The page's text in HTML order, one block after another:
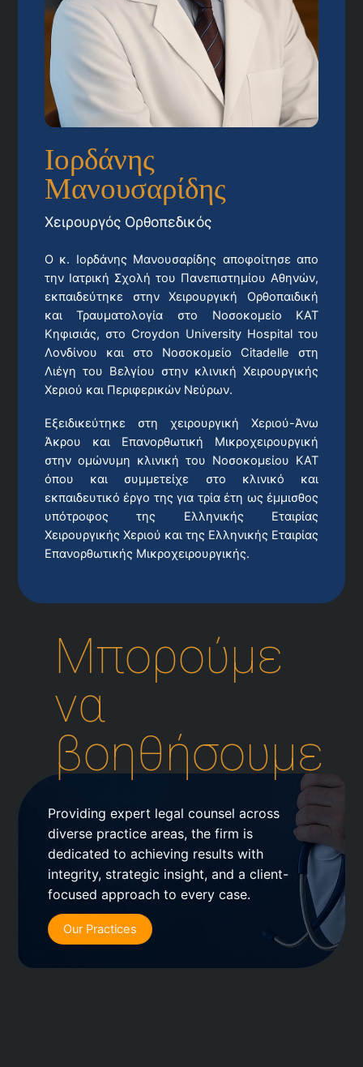
Ιορδάνης
Μανουσαρίδης
Χειρουργός Ορθοπεδικός
Ο κ. Ιορδάνης Μανουσαρίδης αποφοίτησε απο
την Ιατρική Σχολή του Πανεπιστημίου Αθηνών,
εκπαιδεύτηκε στην Χειρουργική Ορθοπαιδική
και Τραυματολογία στο Νοσοκομείο ΚΑΤ
Κηφισιάς, στο Croydon University Hospital του
Λονδίνου και στo Νοσοκομείο Citadelle στη
Λιέγη του Βελγίου στην κλινική Χειρουργικής
Χεριού και Περιφερικών Νεύρων.
Εξειδικεύτηκε στη χειρουργική Χεριού-Άνω
Άκρου και Επανορθωτική Μικροχειρουργική
στην ομώνυμη κλινική του Νοσοκομείου ΚΑΤ
όπου και συμμετείχε στο κλινικό και
εκπαιδευτικό έργο της για τρία έτη ως έμμισθος
υπότροφος της Ελληνικής Εταιρίας
Χειρουργικής Χεριού και της Ελληνικής Εταιρίας
Επανορθωτικής Μικροχειρουργικής.
Μπορούμε
να
βοηθήσουμε
Providing expert legal counsel across
diverse practice areas, the firm is
dedicated to achieving results with
integrity, strategic insight, and a client-
focused approach to every case.
Our Practices